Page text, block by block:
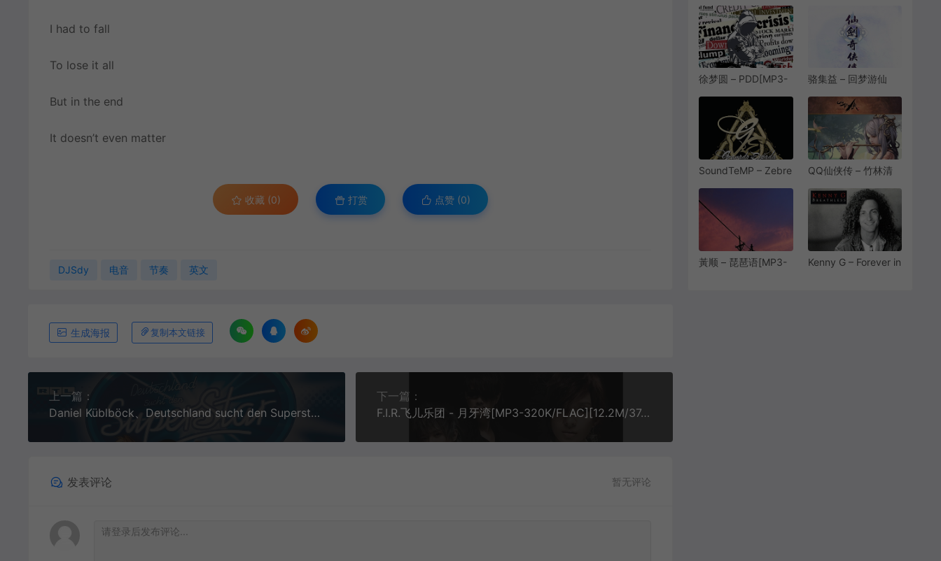
I had to fall
To lose it all
But in the end
It doesn’t even matter
收藏 (0) 打赏 点赞 (0)
DJSdy 电音 节奏 英文
生成海报 复制本文链接
上一篇：
Daniel Küblböck、Deutschland sucht den Superstar - Cry On My Shoulde[MP3/FLAC][320K][9.53M/27.9M]
下一篇：
F.I.R.飞儿乐团 - 月牙湾[MP3-320K/FLAC][12.2M/37.9M]
发表评论 暂无评论
[8.06M/21.3M]
Pour Anna[MP3-
320K/FLAC]
[8.34M/21.9M]
徐梦圆 – PDD[MP3-
[9.35M/28.1M]
骆集益 – 回梦游仙
320K/FLAC]
[5.04M/12.7M]
SoundTeMP – Zebre
320K/FLAC]
[9.29M/26.2M]
QQ仙侠传 – 竹林清
320K/FLAC]
[3.04M/5.95M]
黃顺 – 琵琶语[MP3-
Kenny G – Forever in